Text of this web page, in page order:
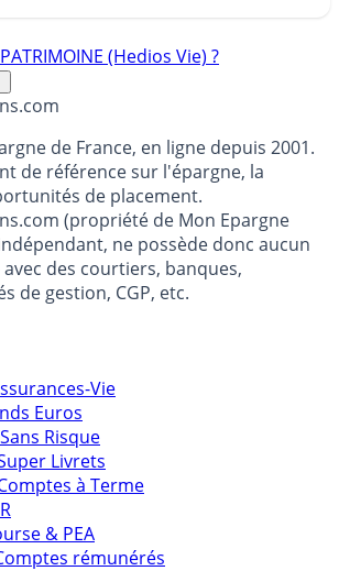
(Hedios Vie) ?
de France, en ligne depuis 2001.
de référence sur l'épargne, la
de placement.
(propriété de Mon Epargne
ne possède donc aucun
des courtiers, banques,
de gestion, CGP, etc.
Vie
Euros
Risque
Livrets
à Terme
& PEA
rémunérés